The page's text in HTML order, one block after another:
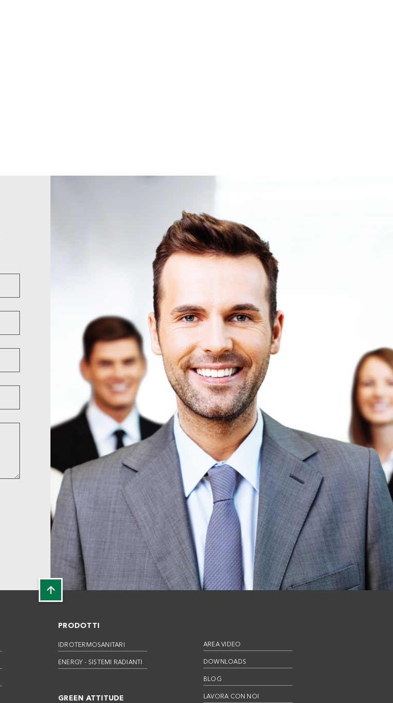
PRODOTTI
IDROTERMOSANITARI
ENERGY - SISTEMI RADIANTI
GREEN ATTITUDE
AREA VIDEO
DOWNLOADS
BLOG
LAVORA CON NOI